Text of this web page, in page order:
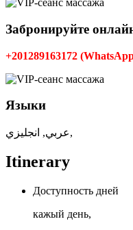
Забронируйте
+201289163172
Языки
عربي, انجليزي,
Itinerary
Доступность дней
кажый день,